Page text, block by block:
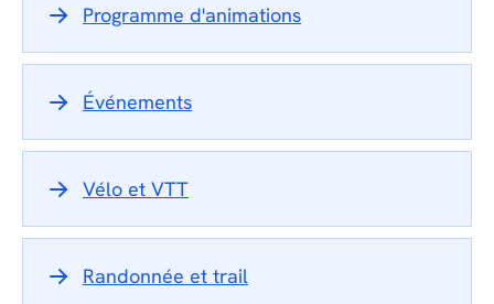
Programme d'animations
Événements
Vélo et VTT
Randonnée et trail